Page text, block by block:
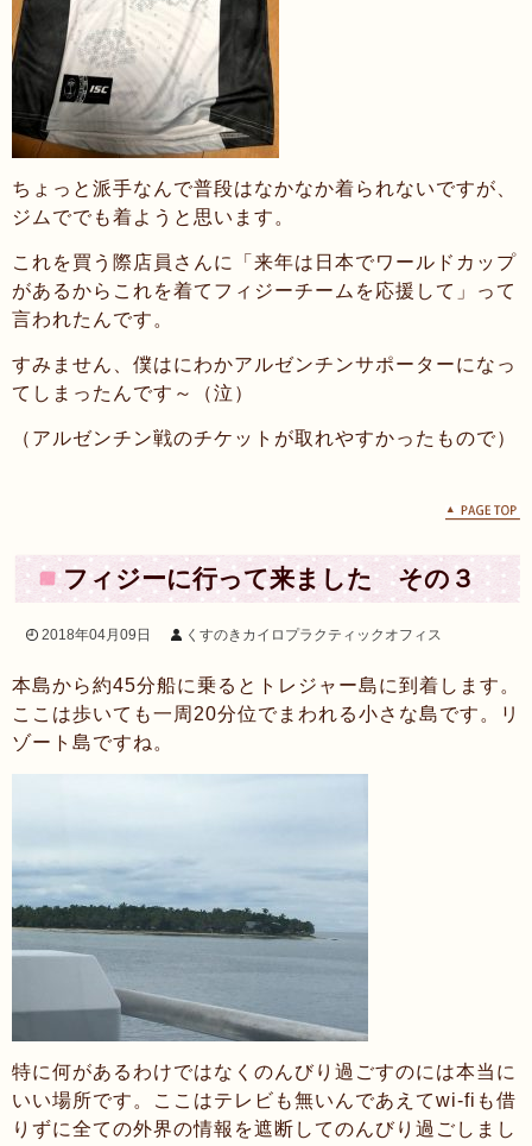
ちょっと派手なんで普段はなかなか着られないですが、
ジムででも着ようと思います。
これを買う際店員さんに「来年は日本でワールドカップ
があるからこれを着てフィジーチームを応援して」って
言われたんです。
すみません、僕はにわかアルゼンチンサポーターになっ
てしまったんです～（泣）
（アルゼンチン戦のチケットが取れやすかったもので）
フィジーに行って来ました その３
2018年04月09日 くすのきカイロプラクティックオフィス
本島から約45分船に乗るとトレジャー島に到着します。
ここは歩いても一周20分位でまわれる小さな島です。リ
ゾート島ですね。
特に何があるわけではなくのんびり過ごすのには本当に
いい場所です。ここはテレビも無いんであえてwi-fiも借
りずに全ての外界の情報を遮断してのんびり過ごしまし
次の投稿へ >>